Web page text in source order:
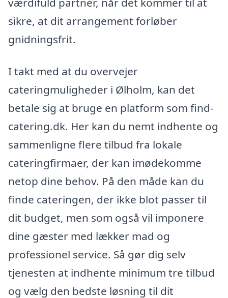
sikre, at dit arrangement forløber
gnidningsfrit.
I takt med at du overvejer
cateringmuligheder i Ølholm, kan det
betale sig at bruge en platform som find-
catering.dk. Her kan du nemt indhente og
sammenligne flere tilbud fra lokale
cateringfirmaer, der kan imødekomme
netop dine behov. På den måde kan du
finde cateringen, der ikke blot passer til
dit budget, men som også vil imponere
dine gæster med lækker mad og
professionel service. Så gør dig selv
tjenesten at indhente minimum tre tilbud
og vælg den bedste løsning til dit